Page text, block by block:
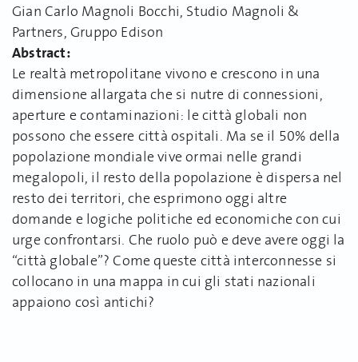
Gian Carlo Magnoli Bocchi, Studio Magnoli &
Partners, Gruppo Edison
Abstract:
Le realtà metropolitane vivono e crescono in una
dimensione allargata che si nutre di connessioni,
aperture e contaminazioni: le città globali non
possono che essere città ospitali. Ma se il 50% della
popolazione mondiale vive ormai nelle grandi
megalopoli, il resto della popolazione è dispersa nel
resto dei territori, che esprimono oggi altre
domande e logiche politiche ed economiche con cui
urge confrontarsi. Che ruolo può e deve avere oggi la
“città globale”? Come queste città interconnesse si
collocano in una mappa in cui gli stati nazionali
appaiono così antichi?